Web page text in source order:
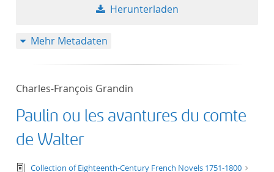
Herunterladen
Mehr Metadaten
Charles-François Grandin
Paulin ou les avantures du comte
de Walter
text/tg.edition+tg.aggregation+xml
Collection of Eighteenth-Century French Novels 1751-1800